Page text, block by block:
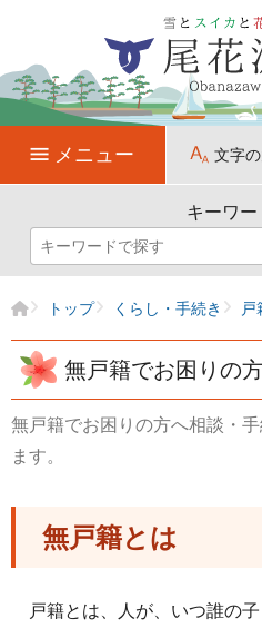
メニュー 文字
キーワ
トップ くらし・手続き 戸
無戸籍でお困りの
無戸籍でお困りの方へ相談・
ます。
無戸籍とは
戸籍とは、人が、いつ誰の